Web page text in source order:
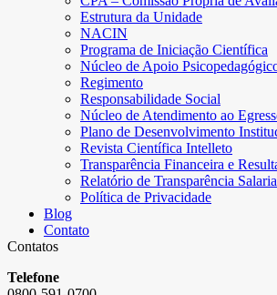
Estrutura da Unidade
NACIN
Programa de Iniciação Científica
Núcleo de Apoio
Regimento
Responsabilidade Social
Núcleo de Atendimento ao
Plano de Desenvolvimento
Revista Científica Intelleto
Transparência Financeira e
Relatório de Transparência
Política de Privacidade
Blog
Contato
Contatos
Telefone